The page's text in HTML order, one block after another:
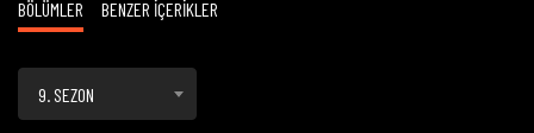
BÖLÜMLER BENZER İÇERİKLER
9. SEZON